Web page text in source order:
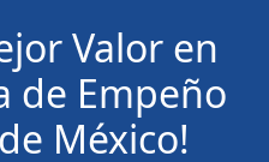
Valor en
de Empeño
México!